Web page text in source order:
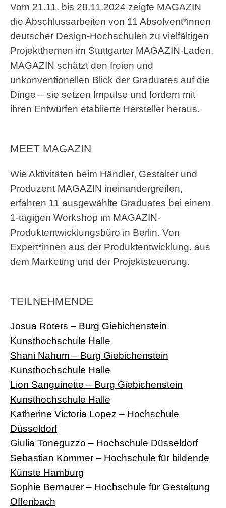
Vom 21.11. bis 28.11.2024 zeigte MAGAZIN
die Abschlussarbeiten von 11 Absolvent*innen
deutscher Design-Hochschulen zu vielfältigen
Projektthemen im Stuttgarter MAGAZIN-Laden.
MAGAZIN schätzt den freien und
unkonventionellen Blick der Graduates auf die
Dinge – sie setzen Impulse und fordern mit
ihren Entwürfen etablierte Hersteller heraus.
MEET MAGAZIN
Wie Aktivitäten beim Händler, Gestalter und
Produzent MAGAZIN ineinandergreifen,
erfahren 11 ausgewählte Graduates bei einem
1-tägigen Workshop im MAGAZIN-
Produktentwicklungsbüro in Berlin. Von
Expert*innen aus der Produktentwicklung, aus
dem Marketing und der Projektsteuerung.
TEILNEHMENDE
Josua Roters – Burg Giebichenstein
Kunsthochschule Halle
Shani Nahum – Burg Giebichenstein
Kunsthochschule Halle
Lion Sanguinette – Burg Giebichenstein
Kunsthochschule Halle
Katherine Victoria Lopez – Hochschule
Düsseldorf
Giulia Toneguzzo – Hochschule Düsseldorf
Sebastian Kommer – Hochschule für bildende
Künste Hamburg
Sophie Bernauer – Hochschule für Gestaltung
Offenbach